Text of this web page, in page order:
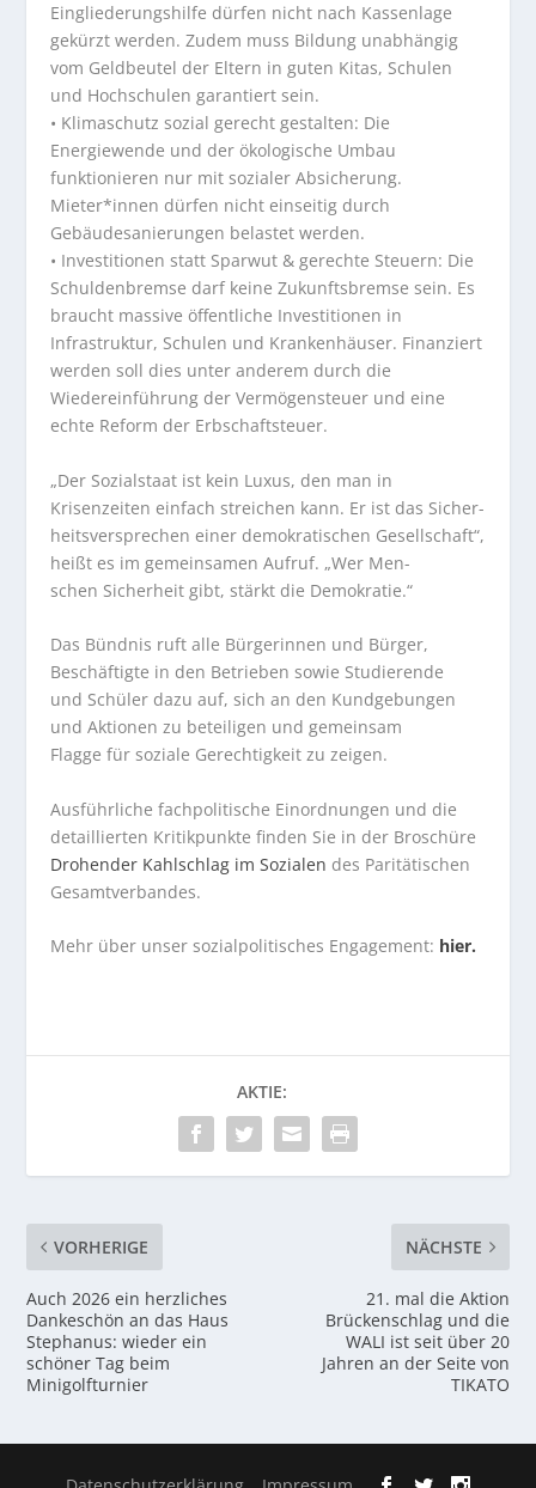
Eingliederungshilfe dürfen nicht nach Kassenlage
gekürzt werden. Zudem muss Bildung unabhängig
vom Geldbeutel der Eltern in guten Kitas, Schulen
und Hochschulen garantiert sein.
• Klimaschutz sozial gerecht gestalten: Die
Energiewende und der ökologische Umbau
funktionieren nur mit sozialer Absicherung.
Mieter*innen dürfen nicht einseitig durch
Gebäudesanierungen belastet werden.
• Investitionen statt Sparwut & gerechte Steuern: Die
Schuldenbremse darf keine Zukunftsbremse sein. Es
braucht massive öffentliche Investitionen in
Infrastruktur, Schulen und Krankenhäuser. Finanziert
werden soll dies unter anderem durch die
Wiedereinführung der Vermögensteuer und eine
echte Reform der Erbschaftsteuer.
„Der Sozialstaat ist kein Luxus, den man in
Krisenzeiten einfach streichen kann. Er ist das Sicher-
heitsversprechen einer demokratischen Gesellschaft“,
heißt es im gemeinsamen Aufruf. „Wer Men-
schen Sicherheit gibt, stärkt die Demokratie.“
Das Bündnis ruft alle Bürgerinnen und Bürger,
Beschäftigte in den Betrieben sowie Studierende
und Schüler dazu auf, sich an den Kundgebungen
und Aktionen zu beteiligen und gemeinsam
Flagge für soziale Gerechtigkeit zu zeigen.
Ausführliche fachpolitische Einordnungen und die
detaillierten Kritikpunkte finden Sie in der Broschüre
Drohender Kahlschlag im Sozialen des Paritätischen
Gesamtverbandes.
Mehr über unser sozialpolitisches Engagement: hier.
AKTIE:
VORHERIGE
Auch 2026 ein herzliches
Dankeschön an das Haus
Stephanus: wieder ein
schöner Tag beim
Minigolfturnier
NÄCHSTE
21. mal die Aktion
Brückenschlag und die
WALI ist seit über 20
Jahren an der Seite von
TIKATO